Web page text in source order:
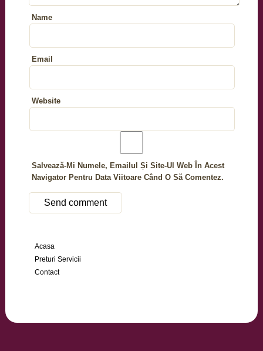
Name
Email
Website
Salvează-Mi Numele, Emailul Și Site-Ul Web În Acest
Navigator Pentru Data Viitoare Când O Să Comentez.
Acasa
Preturi Servicii
Contact